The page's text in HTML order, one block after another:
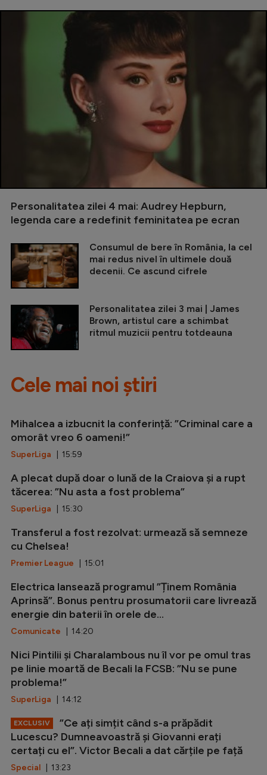
Personalitatea zilei 4 mai: Audrey Hepburn,
legenda care a redefinit feminitatea pe ecran
Consumul de bere în România, la cel
mai redus nivel în ultimele două
decenii. Ce ascund cifrele
Personalitatea zilei 3 mai | James
Brown, artistul care a schimbat
ritmul muzicii pentru totdeauna
Cele mai noi știri
Mihalcea a izbucnit la conferință: ”Criminal care a
omorât vreo 6 oameni!”
SuperLiga | 15:59
A plecat după doar o lună de la Craiova și a rupt
tăcerea: ”Nu asta a fost problema”
SuperLiga | 15:30
Transferul a fost rezolvat: urmează să semneze
cu Chelsea!
Premier League | 15:01
Electrica lansează programul ”Ținem România
Aprinsă”. Bonus pentru prosumatorii care livrează
energie din baterii în orele de...
Comunicate | 14:20
Nici Pintilii și Charalambous nu îl vor pe omul tras
pe linie moartă de Becali la FCSB: ”Nu se pune
problema!”
SuperLiga | 14:12
EXCLUSIV
”Ce ați simțit când s-a prăpădit
Lucescu? Dumneavoastră și Giovanni erați
certați cu el”. Victor Becali a dat cărțile pe față
Special | 13:23